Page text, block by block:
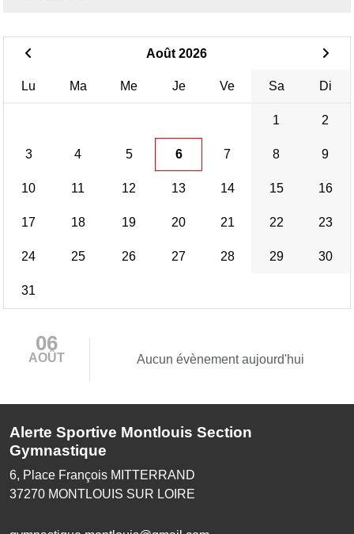
Août 2026
Lu Ma Me Je Ve Sa Di
1 2
3 4 5 6 7 8 9
10 11 12 13 14 15 16
17 18 19 20 21 22 23
24 25 26 27 28 29 30
31
06
AOÛT Aucun évènement aujourd'hui
Alerte Sportive Montlouis Section
Gymnastique
6, Place François MITTERRAND
37270 MONTLOUIS SUR LOIRE